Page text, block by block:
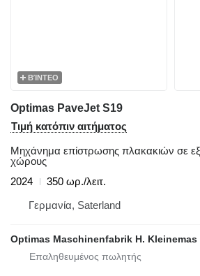
ΒΊΝΤΕΟ
Optimas PaveJet S19
Τιμή κατόπιν αιτήματος
Μηχάνημα επίστρωσης πλακακιών σε
χώρους
2024
350 ωρ./λειτ.
Γερμανία, Saterland
Optimas Maschinenfabrik H. Kleinemas